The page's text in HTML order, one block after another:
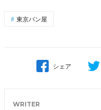
東京パン屋
シェア
WRITER